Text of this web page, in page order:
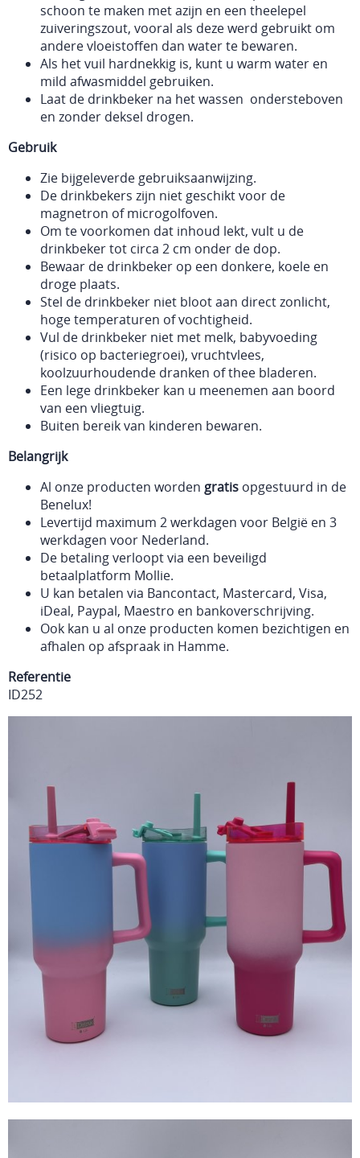
schoon te maken met azijn en een theelepel
zuiveringszout, vooral als deze werd gebruikt om
andere vloeistoffen dan water te bewaren.
Als het vuil hardnekkig is, kunt u warm water en
mild afwasmiddel gebruiken.
Laat de drinkbeker na het wassen ondersteboven
en zonder deksel drogen.
Gebruik
Zie bijgeleverde gebruiksaanwijzing.
De drinkbekers zijn niet geschikt voor de
magnetron of microgolfoven.
Om te voorkomen dat inhoud lekt, vult u de
drinkbeker tot circa 2 cm onder de dop.
Bewaar de drinkbeker op een donkere, koele en
droge plaats.
Stel de drinkbeker niet bloot aan direct zonlicht,
hoge temperaturen of vochtigheid.
Vul de drinkbeker niet met melk, babyvoeding
(risico op bacteriegroei), vruchtvlees,
koolzuurhoudende dranken of thee bladeren.
Een lege drinkbeker kan u meenemen aan boord
van een vliegtuig.
Buiten bereik van kinderen bewaren.
Belangrijk
Al onze producten worden gratis opgestuurd in de
Benelux!
Levertijd maximum 2 werkdagen voor België en 3
werkdagen voor Nederland.
De betaling verloopt via een beveiligd
betaalplatform Mollie.
U kan betalen via Bancontact, Mastercard, Visa,
iDeal, Paypal, Maestro en bankoverschrijving.
Ook kan u al onze producten komen bezichtigen en
afhalen op afspraak in Hamme.
Referentie
ID252